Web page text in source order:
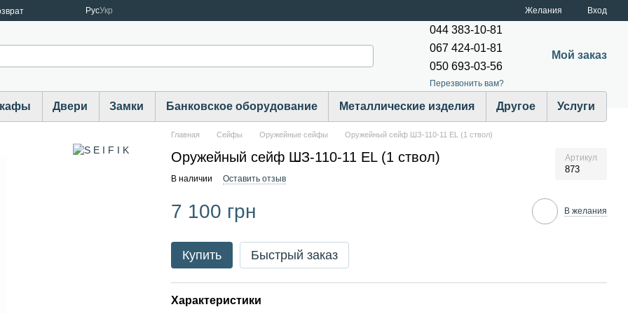
РусУкр Желания Вход
044 383-10-81
067 424-01-81
050 693-03-56
Перезвонить вам?
Мой заказ
Двери Замки Банковское оборудование Металлические изделия Другое Услуги
Главная Cейфы Оружейные сейфы Оружейный сейф ШЗ-110-11 EL (1 ствол)
Оружейный сейф ШЗ-110-11 EL (1 ствол) Артикул
873
В наличии Оставить отзыв
7 100 грн В желания
Купить Быстрый заказ
Характеристики